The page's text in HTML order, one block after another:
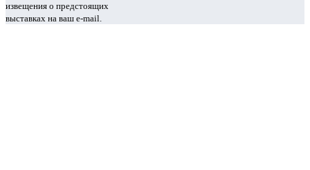
извещения о предстоящих
выставках на ваш e-mail.